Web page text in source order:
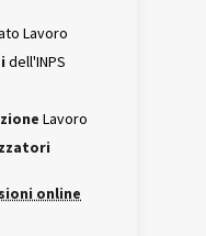
Lavoro
dell'INPS
Lavoro
online